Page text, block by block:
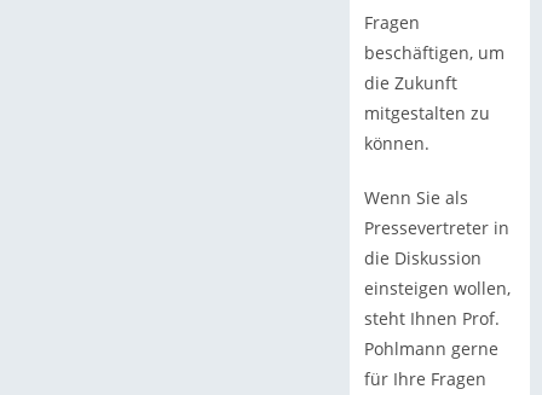
Fragen
beschäftigen, um
die Zukunft
mitgestalten zu
können.
Wenn Sie als
Pressevertreter in
die Diskussion
einsteigen wollen,
steht Ihnen Prof.
Pohlmann gerne
für Ihre Fragen